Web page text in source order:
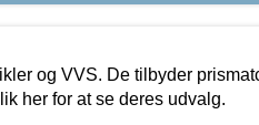
og VVS. De tilbyder
her for at se deres udvalg.